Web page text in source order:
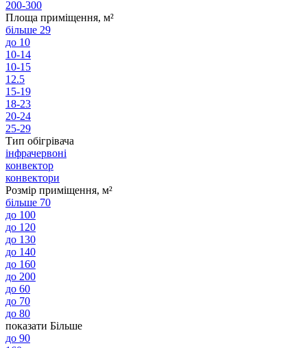
200-300
Площа приміщення, м²
більше 29
до 10
10-14
10-15
12.5
15-19
18-23
20-24
25-29
Тип обігрівача
інфрачервоні
конвектор
конвектори
Розмір приміщення, м²
більше 70
до 100
до 120
до 130
до 140
до 160
до 200
до 60
до 70
до 80
показати Більше
до 90